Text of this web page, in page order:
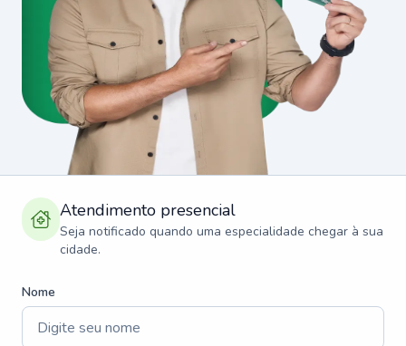
Atendimento presencial
Seja notificado quando uma especialidade chegar à sua
cidade.
Nome